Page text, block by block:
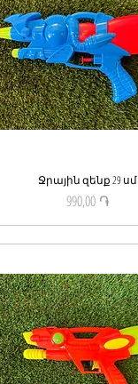
Quick View
Ջրային զենք 29 սմ
Price
990,00 ֏